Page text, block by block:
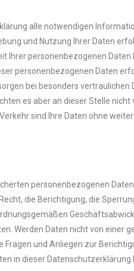
alle notwendigen
und Nutzung Ihrer Daten
Ihrer personenbezogenen
personenbezogenen Daten
bei besonders
es aber an dieser Stelle
sind Ihre Daten ohne
personenbezogenen
die Berichtigung, die
Werden Daten nicht von
und Anliegen zur
in dieser Datenschutzerklärung